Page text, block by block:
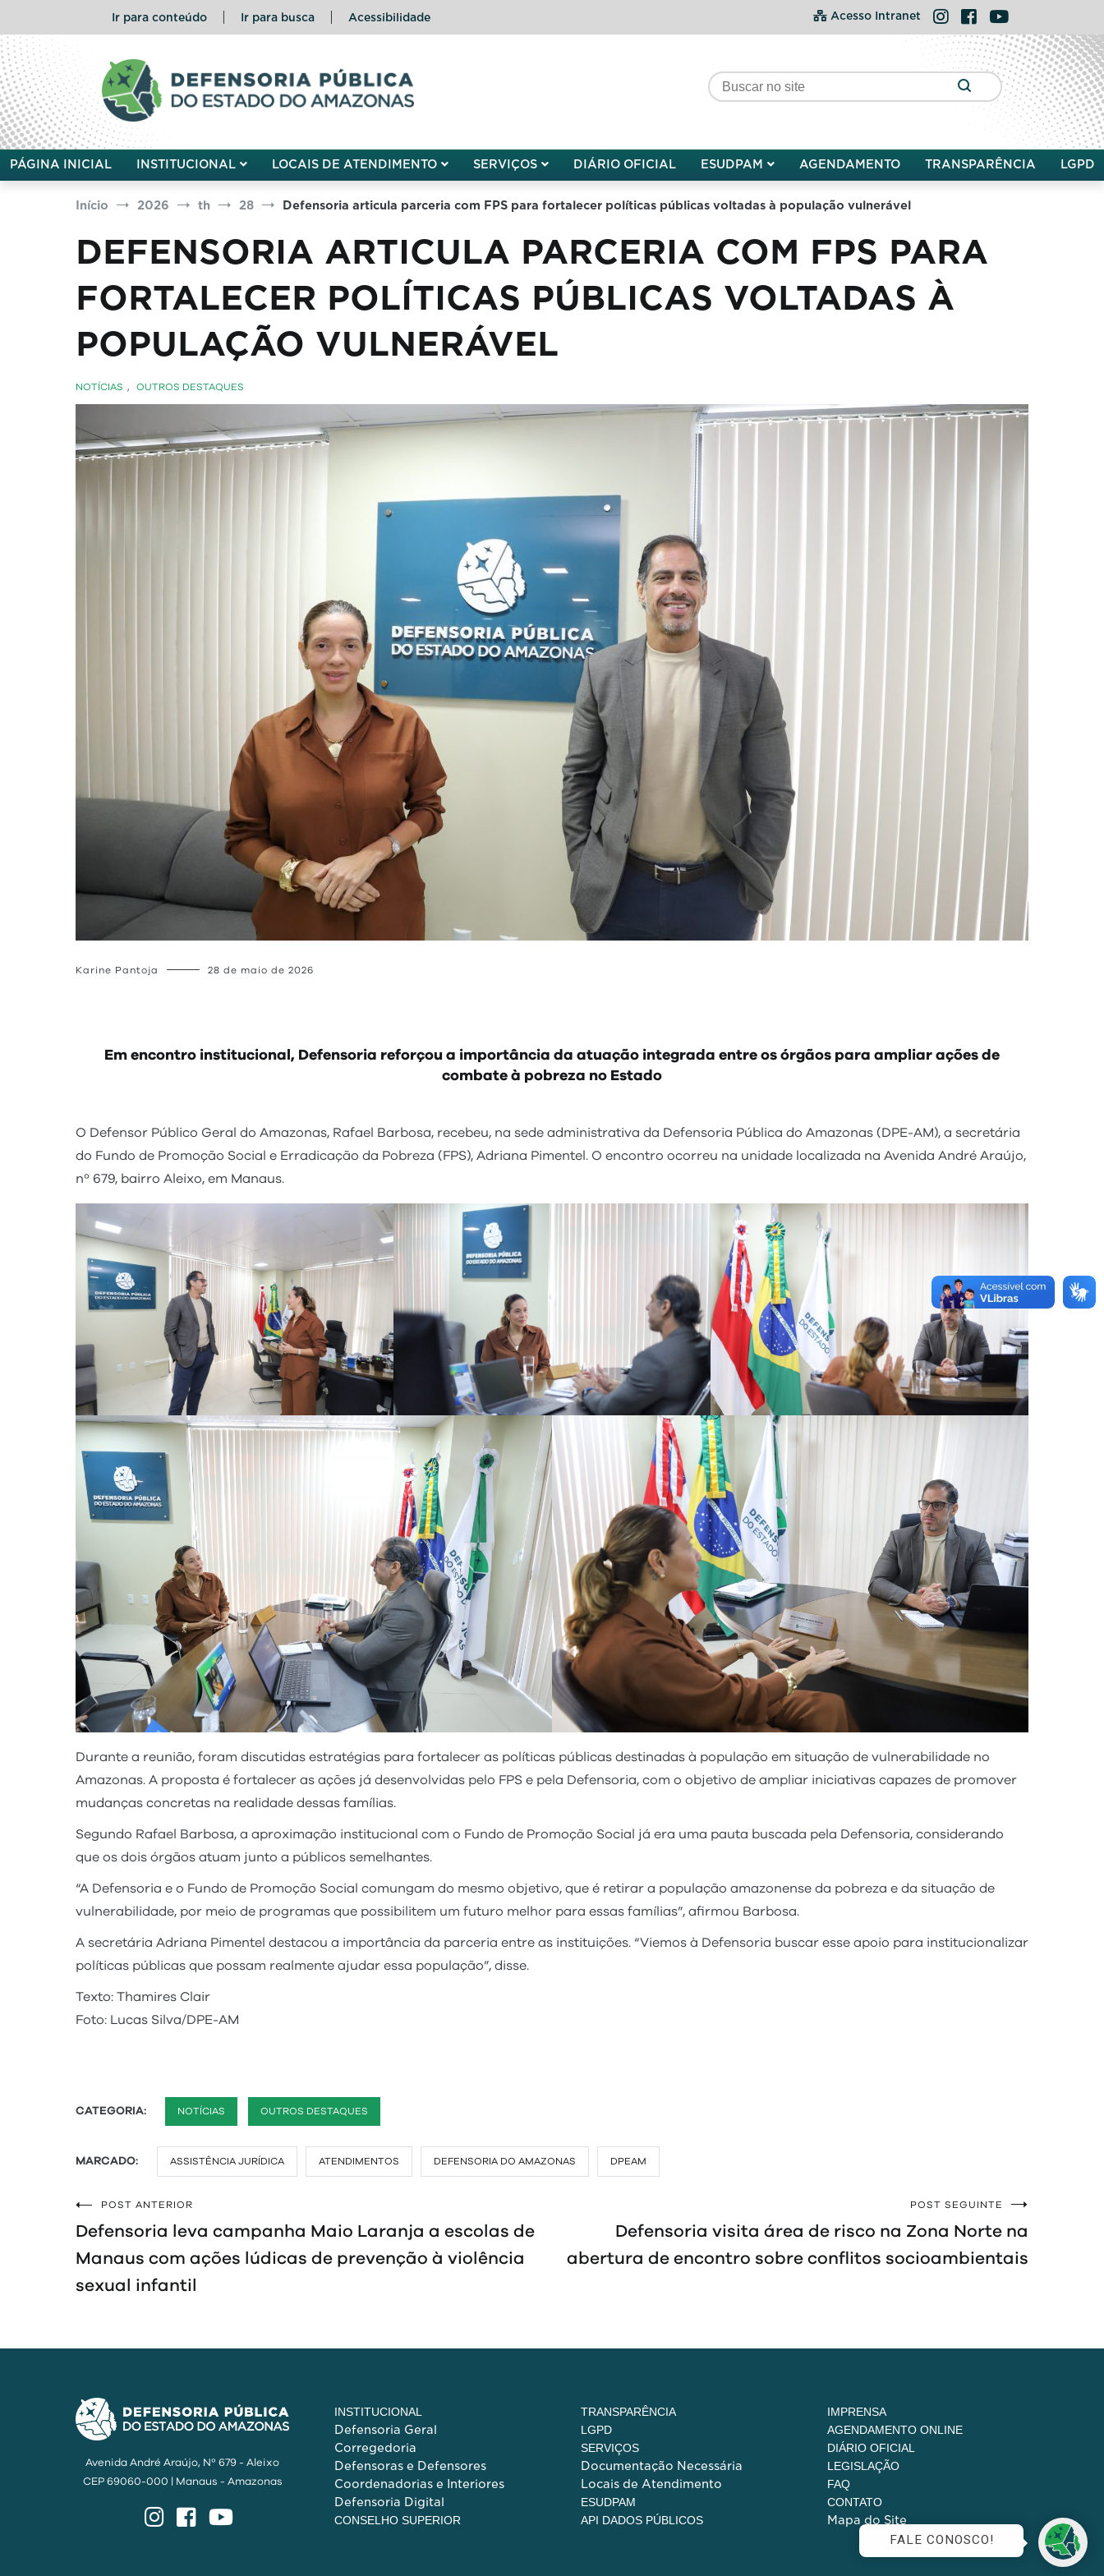
o
conteúdo
Ir para conteúdo Ir para busca Acessibilidade Acesso Intranet Instagram
FacebookYouTube
Defensoria Pública do Estado do Amazonas
PÁGINA INICIAL INSTITUCIONAL LOCAIS DE ATENDIMENTO SERVIÇOS DIÁRIO OFICIAL ESUDPAM AGENDAMENTO TRANSPARÊNCIA LGPD
Início 2026 th 28 Defensoria articula parceria com FPS para fortalecer políticas públicas voltadas à população vulnerável
DEFENSORIA ARTICULA PARCERIA COM FPS PARA
FORTALECER POLÍTICAS PÚBLICAS VOLTADAS À
POPULAÇÃO VULNERÁVEL
NOTÍCIAS , OUTROS DESTAQUES
Karine Pantoja 28 de maio de 2026
Em encontro institucional, Defensoria reforçou a importância da atuação integrada entre os órgãos para ampliar ações de
combate à pobreza no Estado
O Defensor Público Geral do Amazonas, Rafael Barbosa, recebeu, na sede administrativa da Defensoria Pública do Amazonas (DPE-AM), a secretária
do Fundo de Promoção Social e Erradicação da Pobreza (FPS), Adriana Pimentel. O encontro ocorreu na unidade localizada na Avenida André Araújo,
nº 679, bairro Aleixo, em Manaus.
Durante a reunião, foram discutidas estratégias para fortalecer as políticas públicas destinadas à população em situação de vulnerabilidade no
Amazonas. A proposta é fortalecer as ações já desenvolvidas pelo FPS e pela Defensoria, com o objetivo de ampliar iniciativas capazes de promover
mudanças concretas na realidade dessas famílias.
Segundo Rafael Barbosa, a aproximação institucional com o Fundo de Promoção Social já era uma pauta buscada pela Defensoria, considerando
que os dois órgãos atuam junto a públicos semelhantes.
“A Defensoria e o Fundo de Promoção Social comungam do mesmo objetivo, que é retirar a população amazonense da pobreza e da situação de
vulnerabilidade, por meio de programas que possibilitem um futuro melhor para essas famílias”, afirmou Barbosa.
A secretária Adriana Pimentel destacou a importância da parceria entre as instituições. “Viemos à Defensoria buscar esse apoio para institucionalizar
políticas públicas que possam realmente ajudar essa população”, disse.
Texto: Thamires Clair
Foto: Lucas Silva/DPE-AM
CATEGORIA: NOTÍCIAS OUTROS DESTAQUES
MARCADO: ASSISTÊNCIA JURÍDICA ATENDIMENTOS DEFENSORIA DO AMAZONAS DPEAM
Navegação
de
Post
POST ANTERIOR
Defensoria leva campanha Maio Laranja a escolas de
Manaus com ações lúdicas de prevenção à violência
sexual infantil
POST SEGUINTE
Defensoria visita área de risco na Zona Norte na
abertura de encontro sobre conflitos socioambientais
Avenida André Araújo, Nº 679 - Aleixo
CEP 69060-000 | Manaus - Amazonas
InstagramFacebook
INSTITUCIONAL
Defensoria Geral
Corregedoria
Defensoras e Defensores
Coordenadorias e Interiores
Defensoria Digital
CONSELHO SUPERIOR
TRANSPARÊNCIA
LGPD
SERVIÇOS
Documentação Necessária
Locais de Atendimento
ESUDPAM
API DADOS PÚBLICOS
IMPRENSA
AGENDAMENTO ONLINE
DIÁRIO OFICIAL
LEGISLAÇÃO
FAQ
CONTATO
Mapa do Site
FALE CONOSCO!